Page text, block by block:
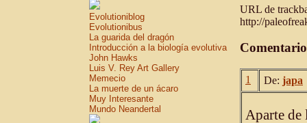
Evolutioniblog
Evolutionibus
La guarida del dragón
Introducción a la biología evolutiva
John Hawks
Luis V. Rey Art Gallery
Memecio
La muerte de un ácaro
Muy Interesante
Mundo Neandertal
URL de
http://
1 De: japa
Aparte de